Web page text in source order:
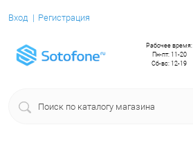
Вход Регистрация
Рабочее время:
Пн-пт: 11-20
Сб-вс: 12-19